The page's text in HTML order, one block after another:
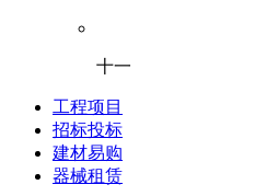
十一
工程项目
招标投标
建材易购
器械租赁